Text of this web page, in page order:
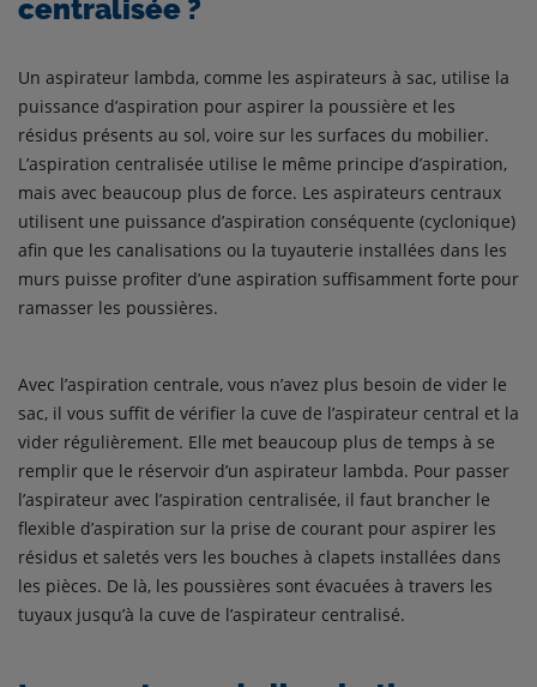
centralisée ?
Un aspirateur lambda, comme les aspirateurs à sac, utilise la
puissance d’aspiration pour aspirer la poussière et les
résidus présents au sol, voire sur les surfaces du mobilier.
L’aspiration centralisée utilise le même principe d’aspiration,
mais avec beaucoup plus de force. Les aspirateurs centraux
utilisent une puissance d’aspiration conséquente (cyclonique)
afin que les canalisations ou la tuyauterie installées dans les
murs puisse profiter d’une aspiration suffisamment forte pour
ramasser les poussières.
Avec l’aspiration centrale, vous n’avez plus besoin de vider le
sac, il vous suffit de vérifier la cuve de l’aspirateur central et la
vider régulièrement. Elle met beaucoup plus de temps à se
remplir que le réservoir d’un aspirateur lambda. Pour passer
l’aspirateur avec l’aspiration centralisée, il faut brancher le
flexible d’aspiration sur la prise de courant pour aspirer les
résidus et saletés vers les bouches à clapets installées dans
les pièces. De là, les poussières sont évacuées à travers les
tuyaux jusqu’à la cuve de l’aspirateur centralisé.